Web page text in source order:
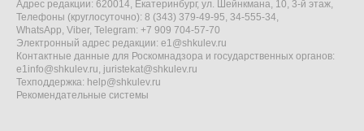
Адрес редакции: 620014, Екатеринбург, ул. Шейнкмана, 10, 3-й этаж,
Телефоны (круглосуточно): 8 (343) 379-49-95, 34-555-34,
WhatsApp, Viber, Telegram: +7 909 704-57-70
Электронный адрес редакции: e1@shkulev.ru
Контактные данные для Роскомнадзора и государственных органов:
e1info@shkulev.ru, juristekat@shkulev.ru
Техподдержка: help@shkulev.ru
Рекомендательные системы